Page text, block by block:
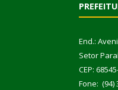
End.:
Setor
CEP:
Fone: (94)